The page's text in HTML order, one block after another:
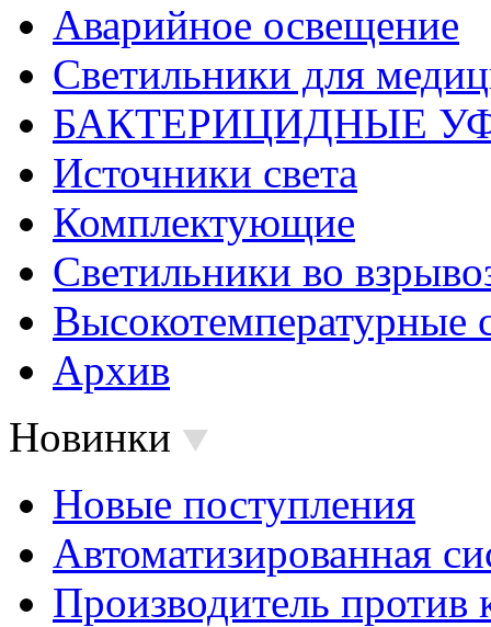
Аварийное освещение
Светильники для
БАКТЕРИЦИДНЫЕ
Источники света
Комплектующие
Светильники во
Высокотемпературные
Архив
Новинки
Новые поступления
Автоматизированная
Производитель против